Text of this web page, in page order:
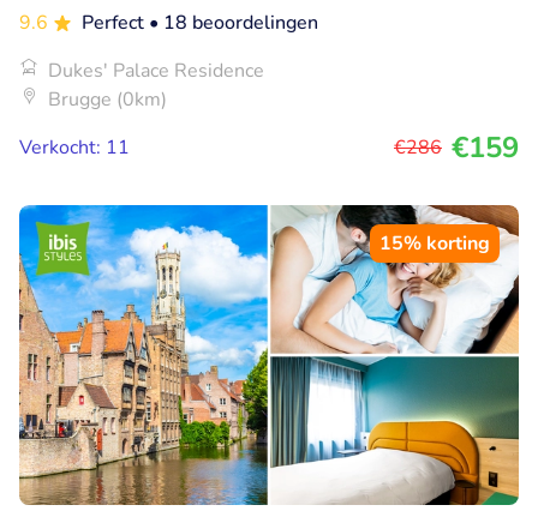
9.6 Perfect • 18 beoordelingen
Dukes' Palace Residence
Brugge (0km)
Verkocht: 11
€286 €159
15% korting